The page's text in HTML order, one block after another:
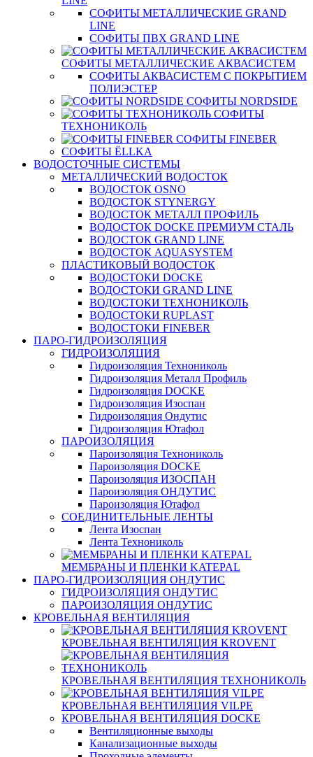
СОФИТЫ МЕТАЛЛИЧЕСКИЕ GRAND
LINE
СОФИТЫ ПВХ GRAND LINE
СОФИТЫ МЕТАЛЛИЧЕСКИЕ АКВАСИСТЕМ
СОФИТЫ АКВАСИСТЕМ С ПОКРЫТИЕМ
ПОЛИЭСТЕР
СОФИТЫ NORDSIDE
СОФИТЫ
ТЕХНОНИКОЛЬ
СОФИТЫ FINEBER
СОФИТЫ ЁLLKA
ВОДОСТОЧНЫЕ СИСТЕМЫ
МЕТАЛЛИЧЕСКИЙ ВОДОСТОК
ВОДОСТОК OSNO
ВОДОСТОК STYNERGY
ВОДОСТОК МЕТАЛЛ ПРОФИЛЬ
ВОДОСТОК DOCKE ПРЕМИУМ СТАЛЬ
ВОДОСТОК GRAND LINE
ВОДОСТОК AQUASYSTEM
ПЛАСТИКОВЫЙ ВОДОСТОК
ВОДОСТОКИ DOCKE
ВОДОСТОКИ GRAND LINE
ВОДОСТОКИ ТЕХНОНИКОЛЬ
ВОДОСТОКИ RUPLAST
ВОДОСТОКИ FINEBER
ПАРО-ГИДРОИЗОЛЯЦИЯ
ГИДРОИЗОЛЯЦИЯ
Гидроизоляция Технониколь
Гидроизоляция Металл Профиль
Гидроизоляция DOCKE
Гидроизоляция Изоспан
Гидроизоляция Ондутис
Гидроизоляция Ютафол
ПАРОИЗОЛЯЦИЯ
Пароизоляция Технониколь
Пароизоляция DOCKE
Пароизоляция ИЗОСПАН
Пароизоляция ОНДУТИС
Пароизоляция Ютафол
СОЕДИНИТЕЛЬНЫЕ ЛЕНТЫ
Лента Изоспан
Лента Технониколь
МЕМБРАНЫ И ПЛЕНКИ KATEPAL
ПАРО-ГИДРОИЗОЛЯЦИЯ ОНДУТИС
ГИДРОИЗОЛЯЦИЯ ОНДУТИС
ПАРОИЗОЛЯЦИЯ ОНДУТИС
КРОВЕЛЬНАЯ ВЕНТИЛЯЦИЯ
КРОВЕЛЬНАЯ ВЕНТИЛЯЦИЯ KROVENT
КРОВЕЛЬНАЯ ВЕНТИЛЯЦИЯ ТЕХНОНИКОЛЬ
КРОВЕЛЬНАЯ ВЕНТИЛЯЦИЯ VILPE
КРОВЕЛЬНАЯ ВЕНТИЛЯЦИЯ DOCKE
Вентиляционные выходы
Канализационные выходы